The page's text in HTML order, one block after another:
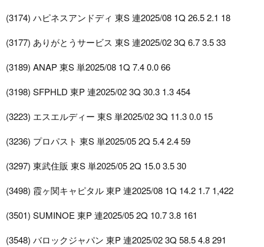
(3174) ハピネスアンドディ 東S 連2025/08 1Q 26.5 2.1 18
(3177) ありがとうサービス 東S 連2025/02 3Q 6.7 3.5 33
(3189) ANAP 東S 単2025/08 1Q 7.4 0.0 66
(3198) SFPHLD 東P 連2025/02 3Q 30.3 1.3 454
(3223) エスエルディー 東S 単2025/02 3Q 11.3 0.0 15
(3236) プロパスト 東S 単2025/05 2Q 5.4 2.4 59
(3297) 東武住販 東S 単2025/05 2Q 15.0 3.5 30
(3498) 霞ヶ関キャピタル 東P 連2025/08 1Q 14.2 1.7 1,422
(3501) SUMINOE 東P 連2025/05 2Q 10.7 3.8 161
(3548) バロックジャパン 東P 連2025/02 3Q 58.5 4.8 291